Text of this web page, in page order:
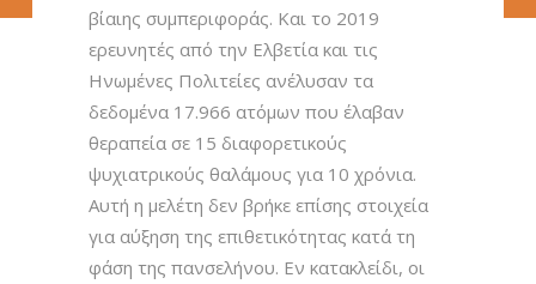
βίαιης συμπεριφοράς. Και το 2019
ερευνητές από την Ελβετία και τις
Ηνωμένες Πολιτείες ανέλυσαν τα
δεδομένα 17.966 ατόμων που έλαβαν
θεραπεία σε 15 διαφορετικούς
ψυχιατρικούς θαλάμους για 10 χρόνια.
Αυτή η μελέτη δεν βρήκε επίσης στοιχεία
για αύξηση της επιθετικότητας κατά τη
φάση της πανσελήνου. Εν κατακλείδι, οι